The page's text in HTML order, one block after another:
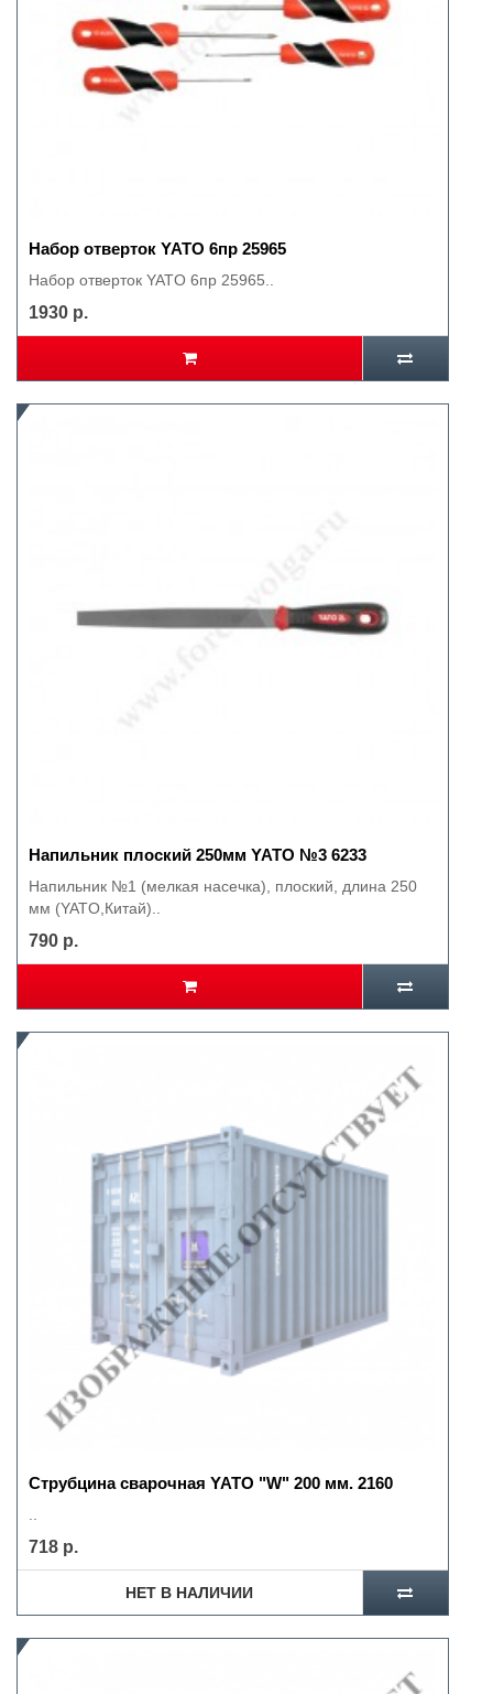
Набор отверток YATO 6пр 25965
Набор отверток YATO 6пр 25965..
1930 р.
Напильник плоский 250мм YATO №3 6233
Напильник №1 (мелкая насечка), плоский, длина 250
мм (YATO,Китай)..
790 р.
Струбцина сварочная YATO "W" 200 мм. 2160
718 р.
НЕТ В НАЛИЧИИ